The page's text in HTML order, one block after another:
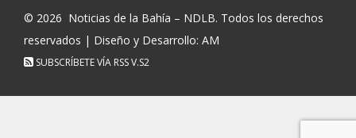
© 2026 Noticias de la Bahía – NDLB. Todos los derechos
reservados | Diseño y Desarrollo: AM
SUBSCRÍBETE VÍA RSSV.S2